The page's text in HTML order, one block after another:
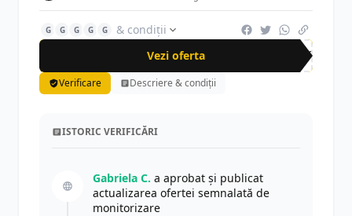
G G G G G
& condiții
Vezi oferta
-50%
Verificare Descriere & condiții
ISTORIC VERIFICĂRI
Gabriela C. a aprobat și publicat
actualizarea ofertei semnalată de
monitorizare